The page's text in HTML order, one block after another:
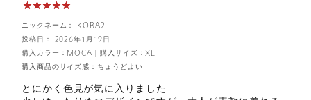
ニックネーム： KOBA2
投稿日： 2026年1月19日
購入サイズ：XL
｜
購入カラー：MOCA
購入商品のサイズ感： ちょうどよい
とにかく色見が気に入りました